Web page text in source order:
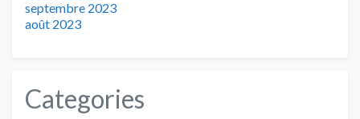
septembre 2023
août 2023
Categories